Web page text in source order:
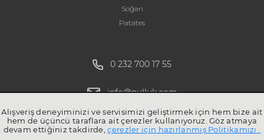
Soğan
Patates
0 232 700 17 55
info@pulluk.com
Alışveriş deneyiminizi ve servisimizi geliştirmek için hem bize ait
hem de üçüncü taraflara ait çerezler kullanıyoruz. Göz atmaya
devam ettiğiniz takdirde,çerezler için hazırlanmış Politikamızı .